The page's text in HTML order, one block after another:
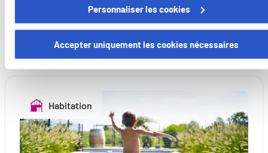
Certains de ces cookies sont strictement nécessaires au
fonctionnement du site. Notez que si vous désactivez des
cookies utilisés ici, il se peut que certaines fonctionnalités ou
parties de ce site Web ne soient plus normalement
Améliorer votre expérience utilisateur, en personnalisant
vos fonctionnalités et en se souvenant de vos choix.
Mesurer l'audience en suivant le nombre de visiteurs et
comprenant comment vous arrivez sur notre site.
Personnaliser les cookies
Accepter uniquement les cookies nécessaires
Habitation